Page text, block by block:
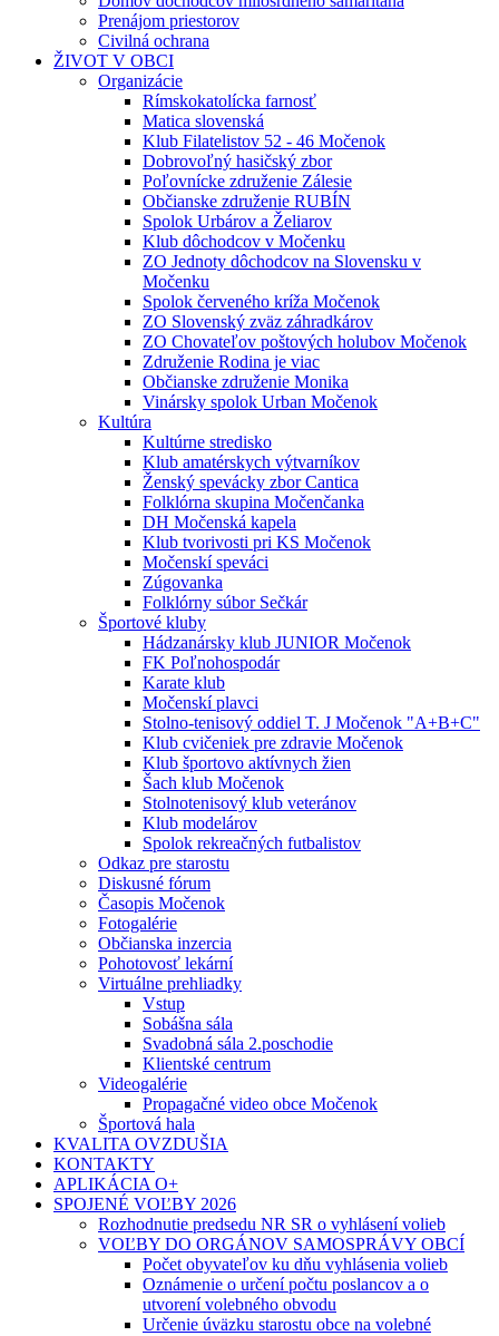
Prenájom priestorov
Civilná ochrana
ŽIVOT V OBCI
Organizácie
Rímskokatolícka farnosť
Matica slovenská
Klub Filatelistov 52 - 46 Močenok
Dobrovoľný hasičský zbor
Poľovnícke združenie Zálesie
Občianske združenie RUBÍN
Spolok Urbárov a Želiarov
Klub dôchodcov v Močenku
ZO Jednoty dôchodcov na Slovensku v
Močenku
Spolok červeného kríža Močenok
ZO Slovenský zväz záhradkárov
ZO Chovateľov poštových holubov Močenok
Združenie Rodina je viac
Občianske združenie Monika
Vinársky spolok Urban Močenok
Kultúra
Kultúrne stredisko
Klub amatérskych výtvarníkov
Ženský spevácky zbor Cantica
Folklórna skupina Močenčanka
DH Močenská kapela
Klub tvorivosti pri KS Močenok
Močenskí speváci
Zúgovanka
Folklórny súbor Sečkár
Športové kluby
Hádzanársky klub JUNIOR Močenok
FK Poľnohospodár
Karate klub
Močenskí plavci
Stolno-tenisový oddiel T. J Močenok "A+B+C"
Klub cvičeniek pre zdravie Močenok
Klub športovo aktívnych žien
Šach klub Močenok
Stolnotenisový klub veteránov
Klub modelárov
Spolok rekreačných futbalistov
Odkaz pre starostu
Diskusné fórum
Časopis Močenok
Fotogalérie
Občianska inzercia
Pohotovosť lekární
Virtuálne prehliadky
Vstup
Sobášna sála
Svadobná sála 2.poschodie
Klientské centrum
Videogalérie
Propagačné video obce Močenok
Športová hala
KVALITA OVZDUŠIA
KONTAKTY
APLIKÁCIA O+
SPOJENÉ VOĽBY 2026
Rozhodnutie predsedu NR SR o vyhlásení volieb
VOĽBY DO ORGÁNOV SAMOSPRÁVY OBCÍ
Počet obyvateľov ku dňu vyhlásenia volieb
Oznámenie o určení počtu poslancov a o
utvorení volebného obvodu
Určenie úväzku starostu obce na volebné